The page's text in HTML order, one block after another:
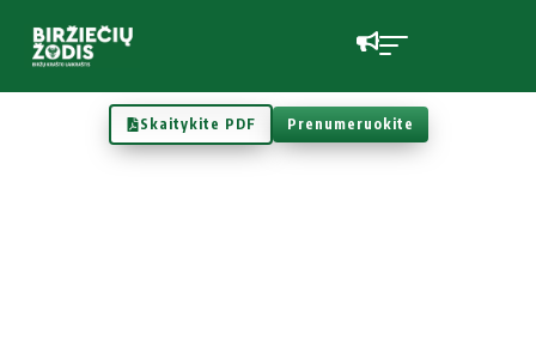
Skaitykite PDF Prenumeruokite